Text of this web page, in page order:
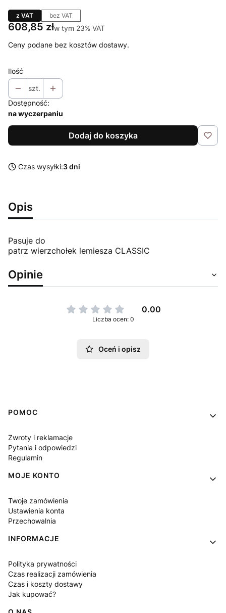
z VAT bez VAT
Cena
608,85 złw tym 23% VAT
w tym 23% VAT
Ceny podane bez kosztów dostawy.
Ilość
szt.
Dostępność:
na wyczerpaniu
Dodaj do koszyka
Czas wysyłki:3 dni
Opis
Pasuje do
patrz wierzchołek lemiesza CLASSIC
Opinie
0.00
Liczba ocen: 0
Oceń i opisz
Linki w stopce
POMOC
Zwroty i reklamacje
Pytania i odpowiedzi
Regulamin
MOJE KONTO
Twoje zamówienia
Ustawienia konta
Przechowalnia
INFORMACJE
Polityka prywatności
Czas realizacji zamówienia
Czas i koszty dostawy
Jak kupować?